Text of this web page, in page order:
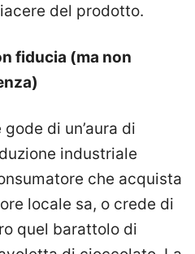
del prodotto.
fiducia (ma non
di un’aura di
industriale
che acquista
locale sa, o crede di
quel barattolo di